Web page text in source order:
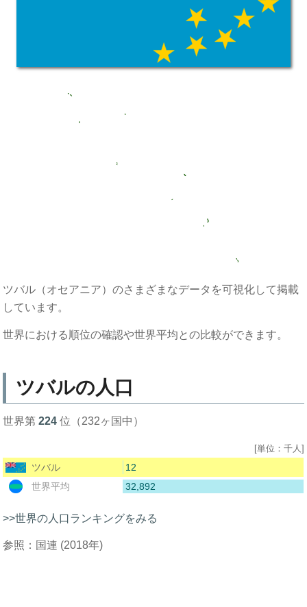
ツバル（オセアニア）のさまざまなデータを可視化して掲載
しています。
世界における順位の確認や世界平均との比較ができます。
ツバルの人口
世界第224 位（232ヶ国中）
[単位：千人]
ツバル
12
世界平均
32,892
>>世界の人口ランキングをみる
参照：国連 (2018年)